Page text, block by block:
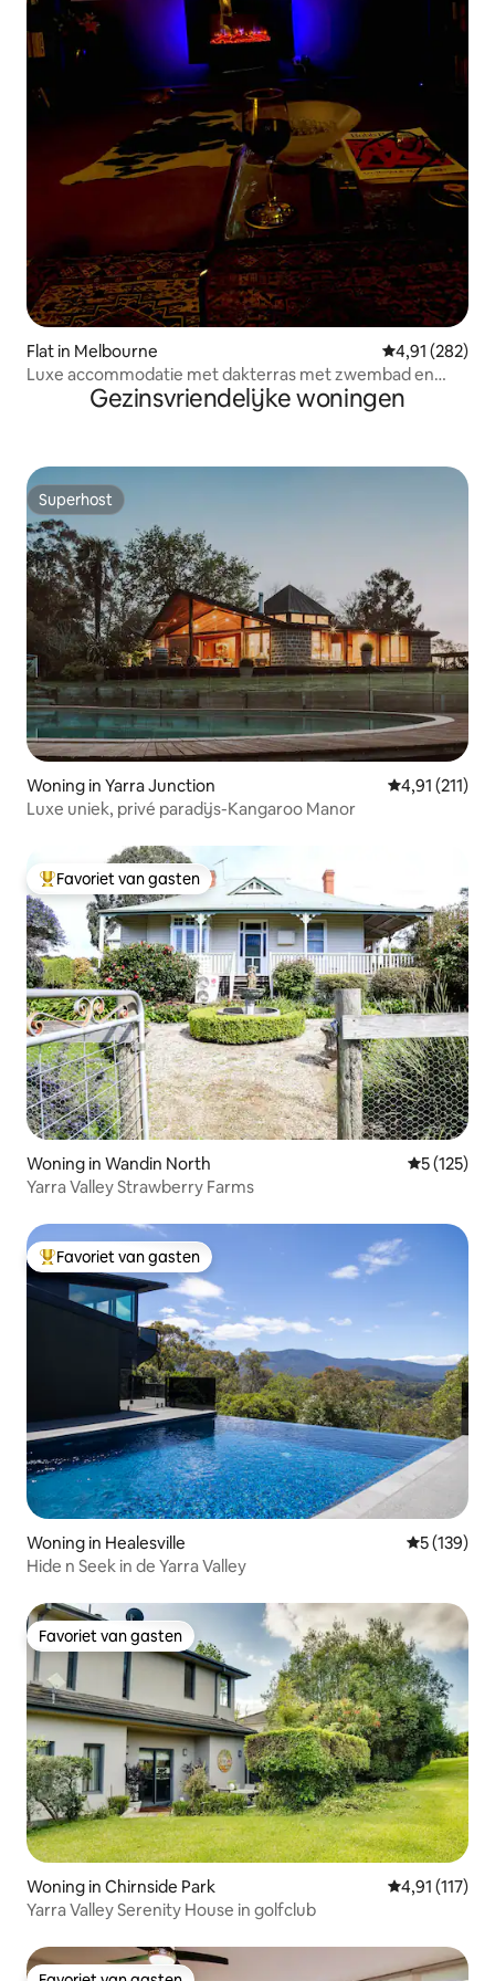
Flat in Melbourne Gemiddelde
4,91 (282)
Luxe accommodatie met dakterras met zwembad en
Gezinsvriendelijke woningen
Superhost
Superhost
Woning in Yarra Junction Gemiddelde
4,91 (211)
Luxe uniek, privé paradijs-Kangaroo Manor
Topfavoriet van gasten
Favoriet van gasten
Woning in Wandin North
5 (125)
Yarra Valley Strawberry Farms
Topfavoriet van gasten
Favoriet van gasten
Woning in Healesville
5 (139)
Hide n Seek in de Yarra Valley
Favoriet van gasten
Favoriet van gasten
Woning in Chirnside Park Gemiddelde
4,91 (117)
Yarra Valley Serenity House in golfclub